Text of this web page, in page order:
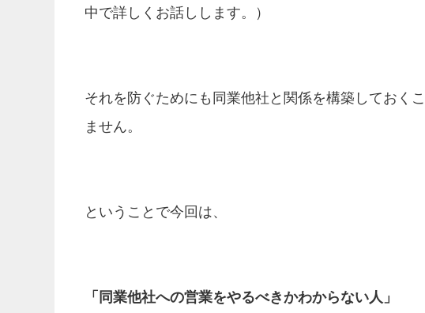
中で詳しくお話しします。）
それを防ぐためにも同業他社と関係を構築しておく
ません。
ということで今回は、
「同業他社への営業をやるべきかわからない人」